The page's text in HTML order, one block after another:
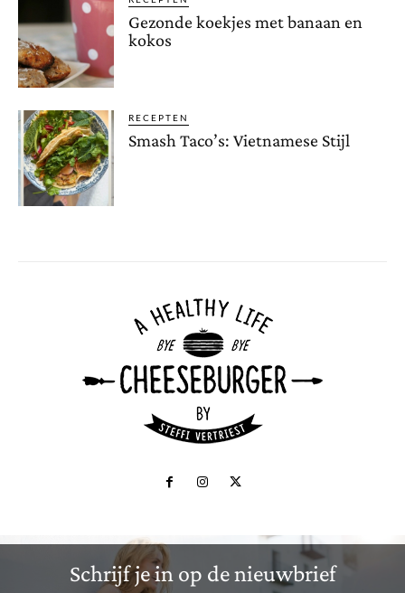
Gezonde koekjes met banaan en
kokos
RECEPTEN
Smash Taco’s: Vietnamese Stijl
Schrijf je in op de nieuwbrief